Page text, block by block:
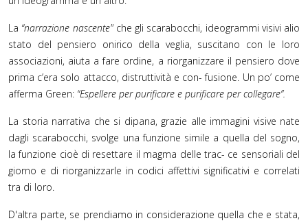
La “narrazione nascente" che gli scarabocchi, ideogrammi visivi alio
stato del pensiero onirico della veglia, suscitano con le loro
associazioni, aiuta a fare ordine, a riorganizzare il pensiero dove
prima c’era solo attacco, distruttività e con- fusione. Un po’ come
afferma Green: “Espellere per purificare e purificare per collegare”.
La storia narrativa che si dipana, grazie alle immagini visive nate
dagli scarabocchi, svolge una funzione simile a quella del sogno,
la funzione cioè di resettare il magma delle trac- ce sensoriali del
giorno e di riorganizzarle in codici affettivi significativi e correlati
tra di loro.
D'altra parte, se prendiamo in considerazione quella che e stata,